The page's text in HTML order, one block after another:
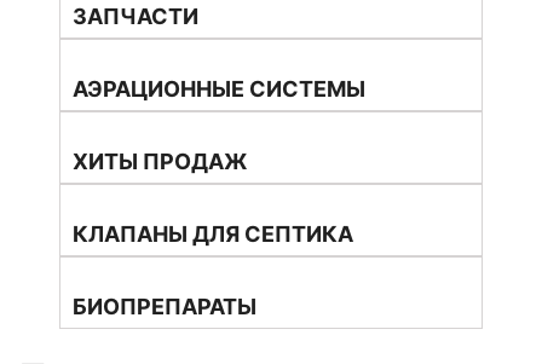
ЗАПЧАСТИ
АЭРАЦИОННЫЕ СИСТЕМЫ
ХИТЫ ПРОДАЖ
КЛАПАНЫ ДЛЯ СЕПТИКА
БИОПРЕПАРАТЫ